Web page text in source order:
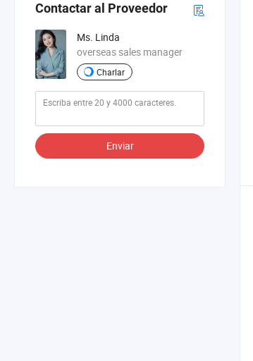
Contactar al Proveedor
Ms. Linda
overseas sales manager
Charlar
Enviar